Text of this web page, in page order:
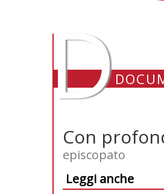
D
Con
episcopato
Leggi anche